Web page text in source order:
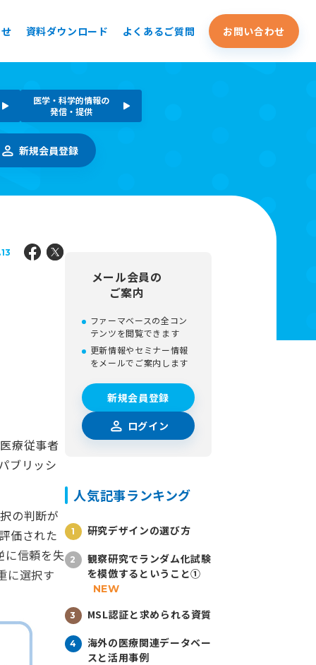
資料ダウンロード よくあるご質問 お問い合わせ
医学・科学的情報の
発信・提供
新規会員登録
療従事者
ブリッシ
の判断が
価された
に信頼を失
に選択す
メール会員の
ご案内
ファーマベースの全コン
テンツを閲覧できます
更新情報やセミナー情報
をメールでご案内します
新規会員登録
ログイン
人気記事ランキング
研究デザインの選び方
観察研究でランダム化試験
を模倣するということ①
NEW
MSL認証と求められる資質
海外の医療関連データベー
スと活用事例